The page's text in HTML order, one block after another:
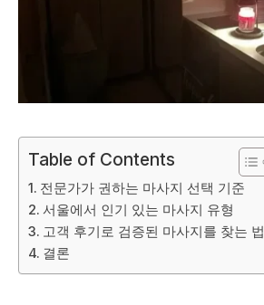
Table of Contents
전문가가 권하는 마사지 선택 기준
서울에서 인기 있는 마사지 유형
고객 후기로 검증된 마사지를 찾는 법
결론